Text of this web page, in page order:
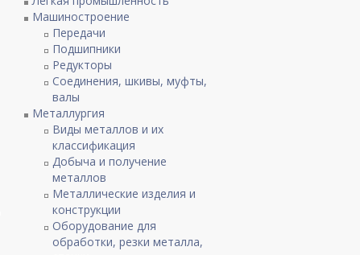
Машиностроение
Передачи
Подшипники
Редукторы
Соединения, шкивы, муфты,
валы
Металлургия
Виды металлов и их
классификация
Добыча и получение
металлов
Металлические изделия и
конструкции
Оборудование для
обработки, резки металла,